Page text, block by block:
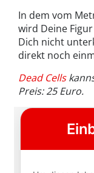
In dem vom
wird Deine
Dich nicht
direkt noch
Dead Cells
Preis: 25 Euro.